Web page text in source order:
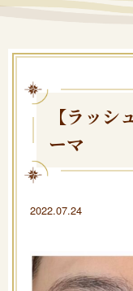
【ラッ
ーマ
2022.07.24